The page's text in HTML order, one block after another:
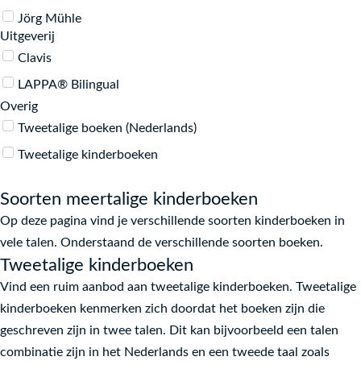
Jörg Mühle
Çetoyê Zêdo
Liesbet Slegers
Melek Özlem Sezer
Alaa Murtada
Joke van Leeuwen
Sarah Garré
Marijke Huysmans
Jan Paul Schutten
Jef Aerts
Victor Spoormaker
Uitgeverij
Clavis
LAPPA® Bilingual
Overig
Tweetalige boeken (Nederlands)
Tweetalige kinderboeken
Soorten meertalige kinderboeken
Op deze pagina vind je verschillende soorten kinderboeken in
vele talen. Onderstaand de verschillende soorten boeken.
Tweetalige kinderboeken
Vind een ruim aanbod aan tweetalige kinderboeken. Tweetalige
kinderboeken kenmerken zich doordat het boeken zijn die
geschreven zijn in twee talen. Dit kan bijvoorbeeld een talen
combinatie zijn in het Nederlands en een tweede taal zoals